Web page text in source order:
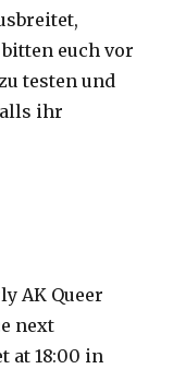
euch vor
testen und
ihr
AK Queer
next
at 18:00 in